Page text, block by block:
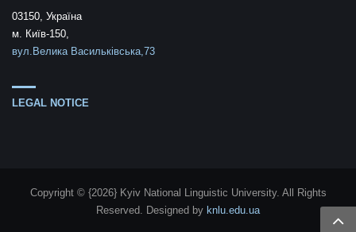
03150, Україна
м. Київ-150,
вул.Велика Васильківська,73
LEGAL NOTICE
Copyright © {2026} Kyiv National Linguistic University. All Rights
Reserved. Designed by knlu.edu.ua